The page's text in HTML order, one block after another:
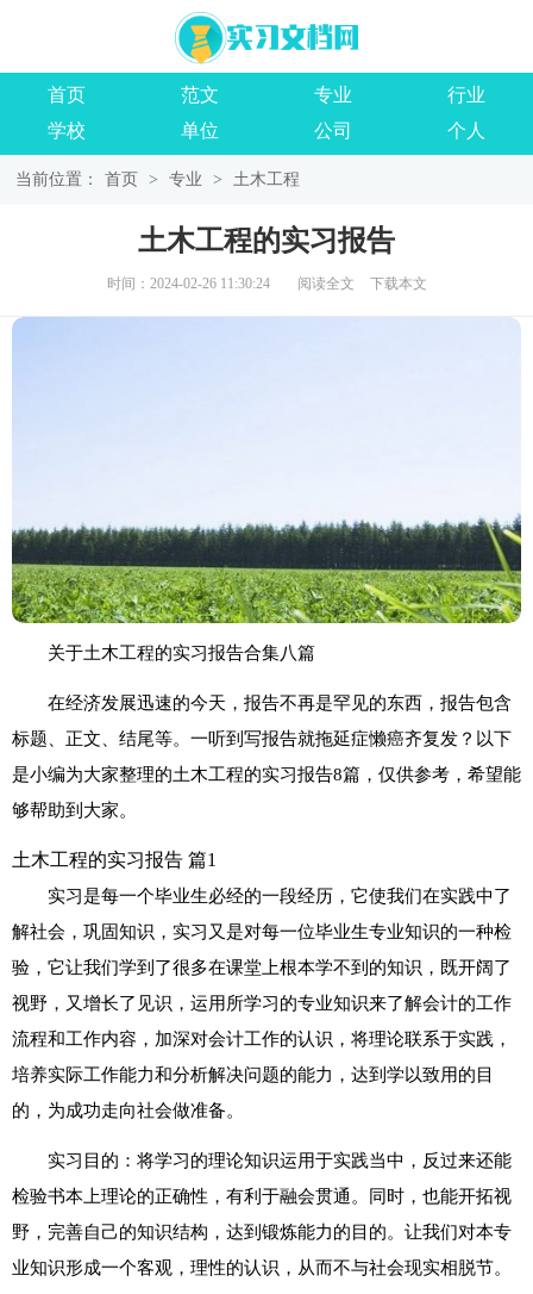
首页 范文 专业
行业
学校
单位 公司 个人
当前位置： 首页 > 专业 > 土木工程
土木工程的实习报告
时间：2024-02-26 11:30:24 阅读全文 下载本文
关于土木工程的实习报告合集八篇
在经济发展迅速的今天，报告不再是罕见的东西，报告包含
标题、正文、结尾等。一听到写报告就拖延症懒癌齐复发？以下
是小编为大家整理的土木工程的实习报告8篇，仅供参考，希望能
够帮助到大家。
土木工程的实习报告 篇1
实习是每一个毕业生必经的一段经历，它使我们在实践中了
解社会，巩固知识，实习又是对每一位毕业生专业知识的一种检
验，它让我们学到了很多在课堂上根本学不到的知识，既开阔了
视野，又增长了见识，运用所学习的专业知识来了解会计的工作
流程和工作内容，加深对会计工作的认识，将理论联系于实践，
培养实际工作能力和分析解决问题的能力，达到学以致用的目
的，为成功走向社会做准备。
实习目的：将学习的理论知识运用于实践当中，反过来还能
检验书本上理论的正确性，有利于融会贯通。同时，也能开拓视
野，完善自己的知识结构，达到锻炼能力的目的。让我们对本专
业知识形成一个客观，理性的认识，从而不与社会现实相脱节。